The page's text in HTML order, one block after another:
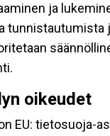
ja
tunnistautumista
oikeudet
EU: tietosuoja-